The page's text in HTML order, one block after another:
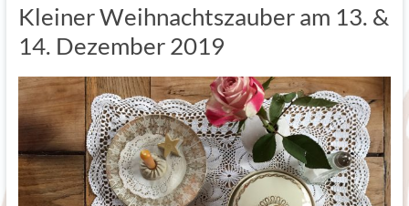
Kleiner Weihnachtszauber am 13. &
14. Dezember 2019